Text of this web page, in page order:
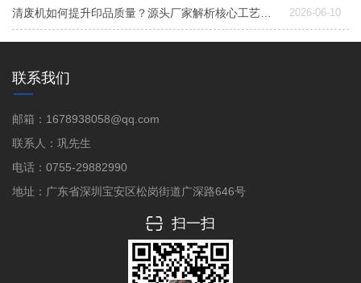
2026-06-10
联系我们
邮箱：1678938058@qq.com
联系人：巩先生
电话：0755-29882990
地址：广东省深圳宝安区松岗街道广深路646号
扫一扫